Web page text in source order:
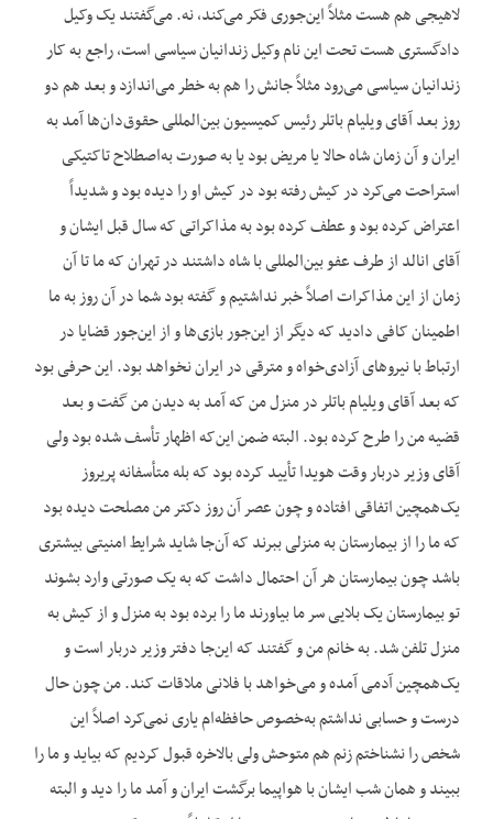
لاهیجی هم هست مثلاً این‌جوری فکر می‌کند، نه. می‌گفتند یک وکیل
دادگستری هست تحت این نام وکیل زندانیان سیاسی است، راجع به کار
زندانیان سیاسی می‌رود مثلاً جانش را هم به خطر می‌اندازد و بعد هم دو
روز بعد آقای ویلیام باتلر رئیس کمیسیون بین‌المللی حقوق‌دان‌ها آمد به
ایران و آن زمان شاه حالا یا مریض بود یا به صورت به‌اصطلاح تاکتیکی
استراحت می‌کرد در کیش رفته بود در کیش او را دیده بود و شدیداً
اعتراض کرده بود و عطف کرده بود به مذاکراتی که سال قبل ایشان و
آقای انالد از طرف عفو بین‌المللی با شاه داشتند در تهران که ما تا آن
زمان از این مذاکرات اصلاً خبر نداشتیم و گفته بود شما در آن روز به ما
اطمینان کافی دادید که دیگر از این‌جور بازی‌ها و از این‌جور قضایا در
ارتباط با نیروهای آزادی‌خواه و مترقی در ایران نخواهد بود. این حرفی بود
که بعد آقای ویلیام باتلر در منزل من که آمد به دیدن من گفت و بعد
قضیه من را طرح کرده بود. البته ضمن این‌که اظهار تأسف شده بود ولی
آقای وزیر دربار وقت هویدا تأیید کرده بود که بله متأسفانه پریروز
یک‌همچین اتفاقی افتاده و چون عصر آن روز دکتر من مصلحت دیده بود
که ما را از بیمارستان به منزلی ببرند که آن‌جا شاید شرایط امنیتی بیشتری
باشد چون بیمارستان هر آن احتمال داشت که به یک صورتی وارد بشوند
تو بیمارستان یک بلایی سر ما بیاورند ما را برده بود به منزل و از کیش به
منزل تلفن شد. به خانم من و گفتند که این‌جا دفتر وزیر دربار است و
یک‌همچین آدمی آمده و می‌خواهد با فلانی ملاقات کند. من چون حال
درست و حسابی نداشتم به‌خصوص حافظه‌ام یاری نمی‌کرد اصلاً این
شخص را نشناختم زنم هم متوحش ولی بالاخره قبول کردیم که بیاید و ما را
ببیند و همان شب ایشان با هواپیما برگشت ایران و آمد ما را دید و البته